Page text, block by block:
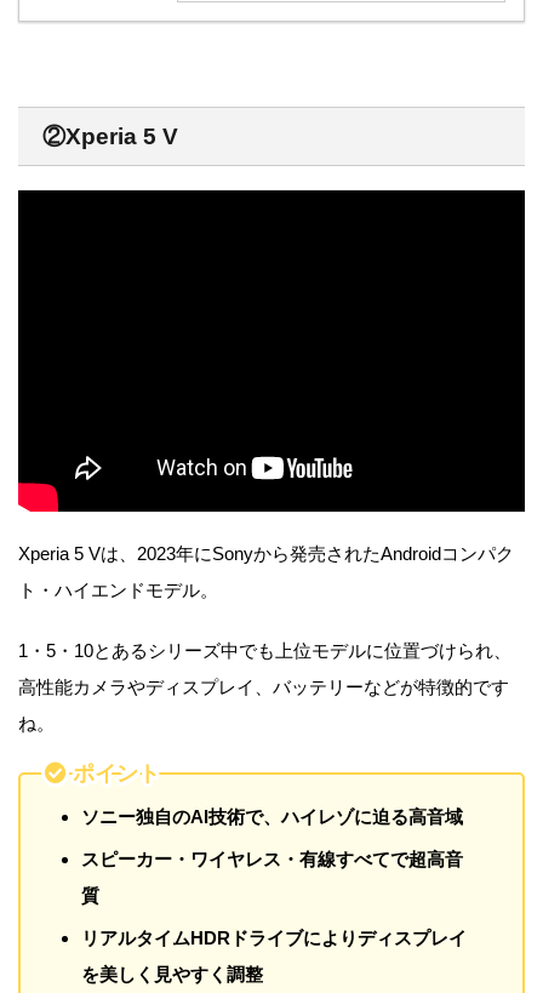
②Xperia 5 V
Xperia 5 Vは、2023年にSonyから発売されたAndroidコンパク
ト・ハイエンドモデル。
1・5・10とあるシリーズ中でも上位モデルに位置づけられ、
高性能カメラやディスプレイ、バッテリーなどが特徴的です
ね。
ポイント
ソニー独自のAI技術で、ハイレゾに迫る高音域
スピーカー・ワイヤレス・有線すべてで超高音
質
リアルタイムHDRドライブによりディスプレイ
を美しく見やすく調整